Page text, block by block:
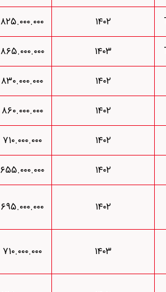
۱۴۰۲
۸۲۵.۰۰۰.۰۰۰
۱۴۰۳
۸۶۵.۰۰۰.۰۰۰
۱۴۰۲
۸۳۰.۰۰۰.۰۰۰
۱۴۰۲
۸۶۰.۰۰۰.۰۰۰
۱۴۰۲
۷۱۰.۰۰۰.۰۰۰
۱۴۰۲
۶۵۵.۰۰۰.۰۰۰
۱۴۰۲ ۶۹۵.۰۰۰.۰۰۰
۱۴۰۳ ۷۱۰.۰۰۰.۰۰۰